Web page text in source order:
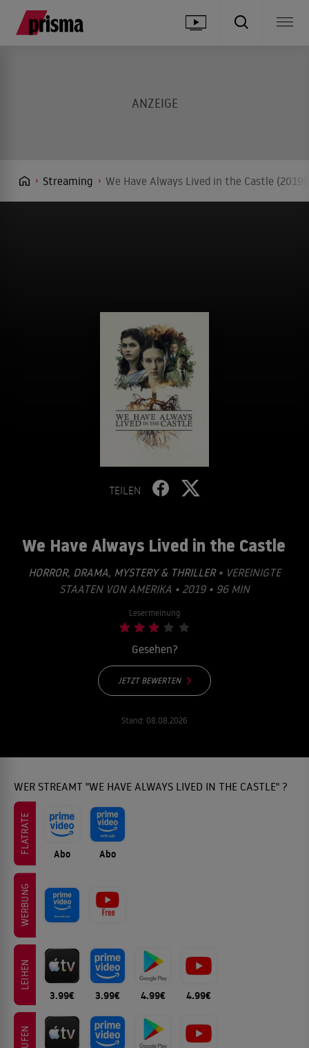
Streaming We Have Always Lived in the Castle
TEILEN
We Have Always Lived in the Castle
HORROR, DRAMA, MYSTERY & THRILLER• VEREINIGTE
STAATEN VON AMERIKA • 2019 • 96 MIN
Lesermeinung
Gesehen?
JETZT BEWERTEN
Stand: 08.08.2026
WER STREAMT "WE HAVE ALWAYS LIVED IN THE CASTLE" ?
FLATRATE Abo Abo
WERBUNG
LEIHEN
3.99€ 3.99€ 4.99€ 4.99€